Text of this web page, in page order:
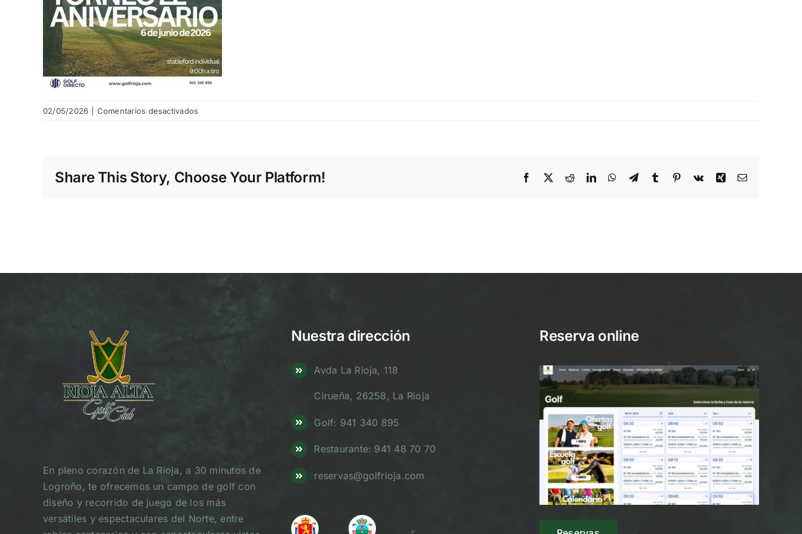
02/05/2026 Comentarios desactivados
Share This Story, Choose Your Platform! Facebook
X RedditLinkedInWhatsApp
TelegramTumblr Pinterest
Vk Xing Email
En pleno corazón de La Rioja, a 30 minutos de
Logroño, te ofrecemos un campo de golf con
diseño y recorrido de juego de los más
versátiles y espectaculares del Norte, entre
Nuestra dirección
Avda La Rioja, 118
Cirueña, 26258, La Rioja
Golf: 941 340 895
Restaurante: 941 48 70 70
reservas@golfrioja.com
Reserva online